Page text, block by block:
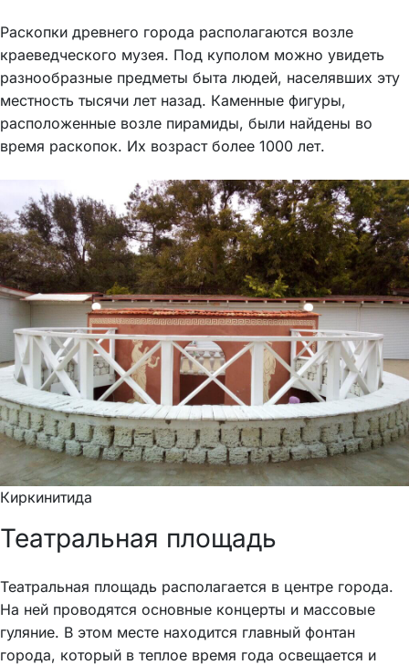
Раскопки древнего города располагаются возле
краеведческого музея. Под куполом можно увидеть
разнообразные предметы быта людей, населявших эту
местность тысячи лет назад. Каменные фигуры,
расположенные возле пирамиды, были найдены во
время раскопок. Их возраст более 1000 лет.
Киркинитида
Театральная площадь
Театральная площадь располагается в центре города.
На ней проводятся основные концерты и массовые
гуляние. В этом месте находится главный фонтан
города, который в теплое время года освещается и